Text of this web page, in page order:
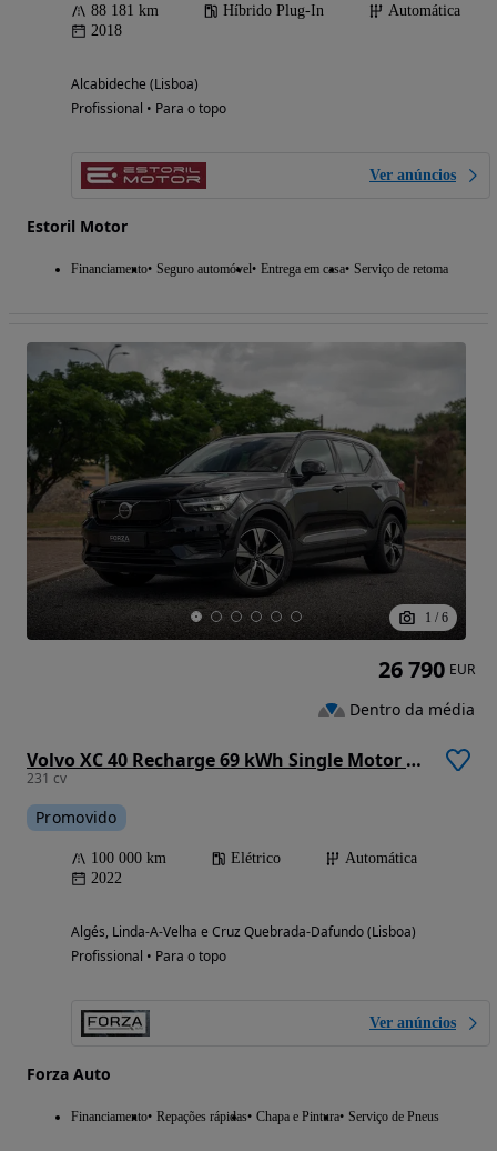
88 181 km Híbrido Plug-In
Automática
2018
Alcabideche (Lisboa)
Profissional • Para o topo
Ver anúncios
Estoril Motor
Financiamento Seguro automóvel Entrega em casa Serviço de retoma
1 / 6
Volvo XC 40 Recharge 69 kWh Single Motor Plus
231 cv
Promovido
100 000 km Elétrico
Automática
2022
Algés, Linda-A-Velha e Cruz Quebrada-Dafundo (Lisboa)
Profissional • Para o topo
Ver anúncios
Forza Auto
Financiamento Repações rápidas Chapa e Pintura Serviço de Pneus
26 790 EUR
Dentro da média